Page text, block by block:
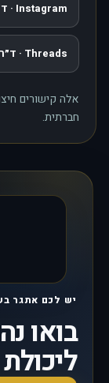
Instagram · ד״ר יניב שנהב
, נפתח בחלון
Threads · ד״ר יניב שנהב
, נפתח בחלון
אלה קישורים
חברתית.
יש לכם אתגר
בואו